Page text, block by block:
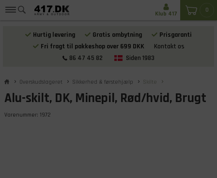
Hurtig levering Gratis ombytning
Prisgaranti
Fri fragt til pakkeshop over 699 DKK
Kontakt os
86 47 45 82
Siden 1983
0
Klub 417
Overskudslageret Sikkerhed & førstehjælp Skilte
Alu-skilt, DK, Minepil, Rød/hvid, Brugt
Varenummer: 1972